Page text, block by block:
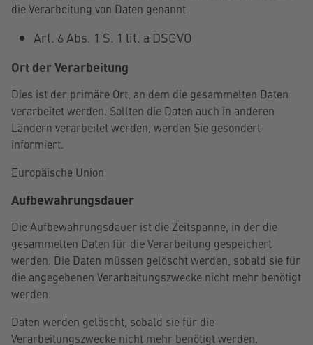
die Verarbeitung von Daten genannt
Art. 6 Abs. 1 S. 1 lit. a DSGVO
Ort der Verarbeitung
Dies ist der primäre Ort, an dem die gesammelten Daten
verarbeitet werden. Sollten die Daten auch in anderen
Ländern verarbeitet werden, werden Sie gesondert
informiert.
Europäische Union
Aufbewahrungsdauer
Die Aufbewahrungsdauer ist die Zeitspanne, in der die
gesammelten Daten für die Verarbeitung gespeichert
werden. Die Daten müssen gelöscht werden, sobald sie für
die angegebenen Verarbeitungszwecke nicht mehr benötigt
werden.
Daten werden gelöscht, sobald sie für die
Verarbeitungszwecke nicht mehr benötigt werden.